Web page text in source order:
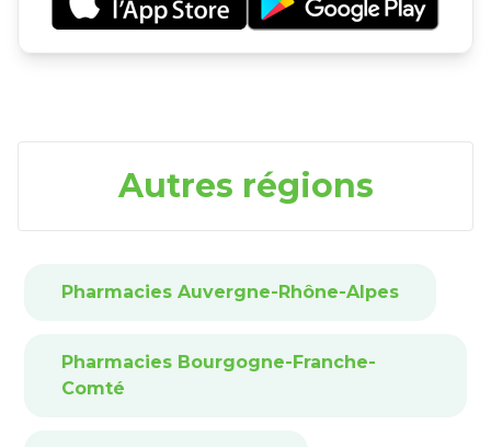
Autres régions
Pharmacies Auvergne-Rhône-Alpes
Pharmacies Bourgogne-Franche-
Comté